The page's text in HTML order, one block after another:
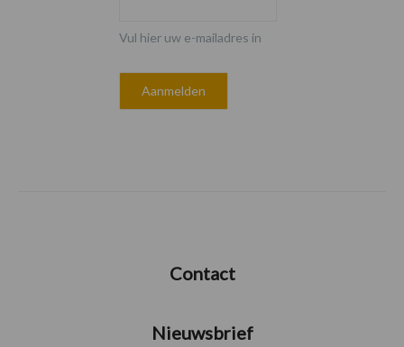
Vul hier uw e-mailadres in
Contact
Nieuwsbrief